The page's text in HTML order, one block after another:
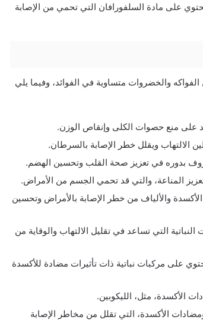
على مادة السلفورافان التي تحمي من الإصابة
والخضروات متساوية في الفوائد، وفيما يلي
على منع حصوات الكلى وإنقاص الوزن.
بدوره في تعزيز صحة القلب وتحسين الهضم.
المناعة، والتي قد تحمي الجسم من الأمراض.
والألياف من خطر الإصابة بالأمراض وتحسين
التي تساعد في تقليل الالتهاب والوقاية من
على مركبات نباتية ذات تأثيرات مضادة للأكسدة
الأكسدة، مثل، الليكوبين.
الأكسدة، التي تقلل من مخاطر الإصابة